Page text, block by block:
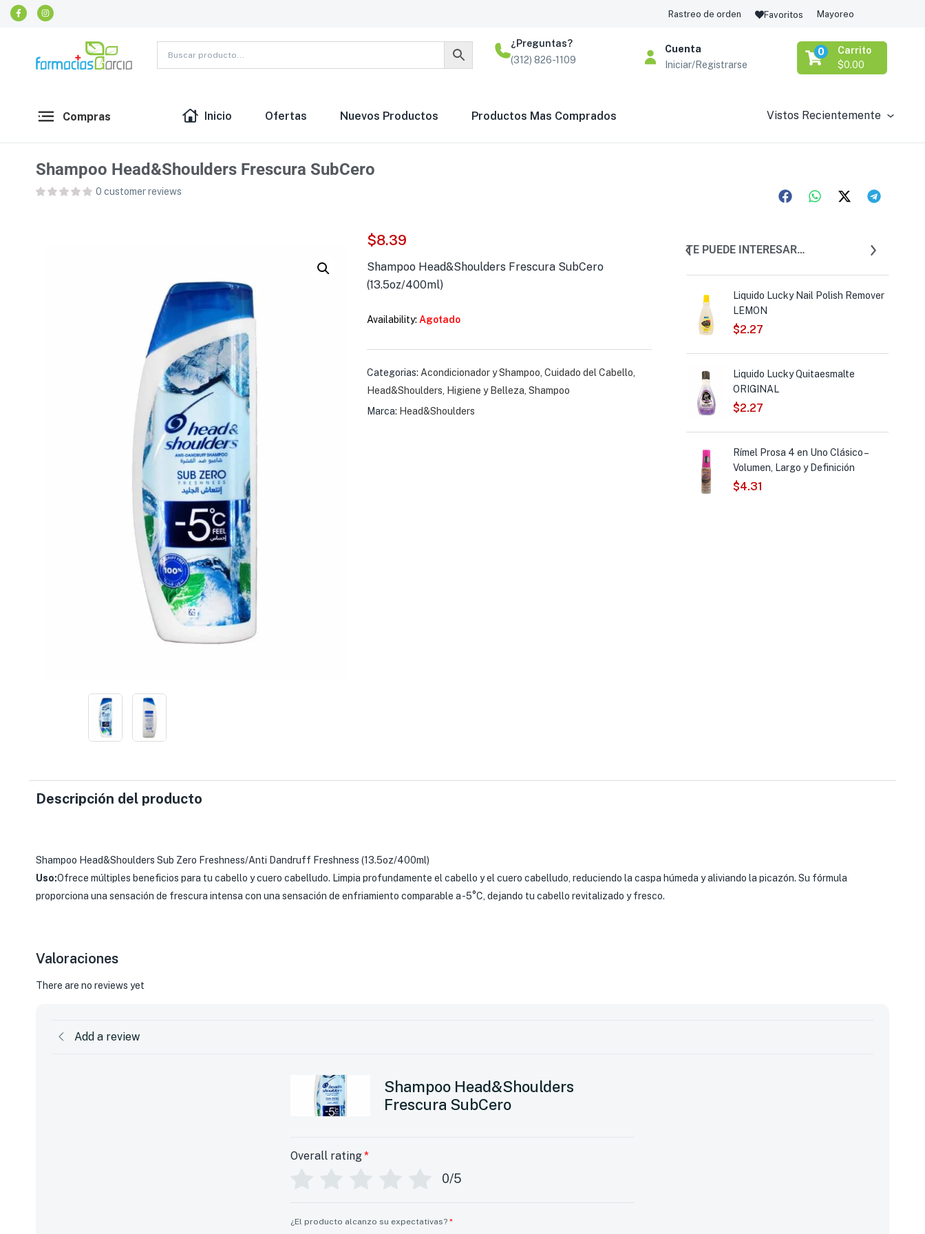
Rastreo de orden Favoritos Mayoreo
¿Preguntas?
(312) 826-1109
Cuenta
Iniciar/Registrarse
Carrito
0
$0.00
Compras Inicio Ofertas Nuevos Productos Productos Mas Comprados Vistos Recientemente
Shampoo Head&Shoulders Frescura SubCero
0 customer reviews
$8.39
Shampoo Head&Shoulders Frescura SubCero
(13.5oz/400ml)
Availability: Agotado
Categorias: Acondicionador y Shampoo ,Cuidado del Cabello
Head&Shoulders
Higiene y Belleza ,Shampoo
Marca: Head&Shoulders
TE PUEDE INTERESAR…
Handle
$6.18
Liquido Lucky Nail Polish Remover
LEMON
$2.27
Liquido Lucky Quitaesmalte
ORIGINAL
$2.27
Rímel Prosa 4 en Uno Clásico –
Volumen, Largo y Definición
$4.31
Descripción del producto
Shampoo Head&Shoulders Sub Zero Freshness/Anti Dandruff Freshness (13.5oz/400ml)
Uso:Ofrece múltiples beneficios para tu cabello y cuero cabelludo. Limpia profundamente el cabello y el cuero cabelludo, reduciendo la caspa húmeda y aliviando la picazón. Su fórmula
proporciona una sensación de frescura intensa con una sensación de enfriamiento comparable a -5°C, dejando tu cabello revitalizado y fresco.
Valoraciones
There are no reviews yet
Add a review
Shampoo Head&Shoulders
Frescura SubCero
Overall rating*
0/5
¿El producto alcanzo su expectativas? *